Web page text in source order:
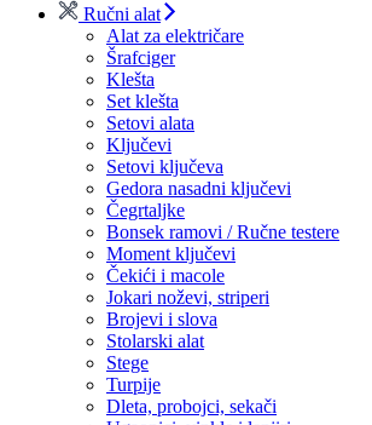
Ručni alat
Alat za električare
Šrafciger
Klešta
Set klešta
Setovi alata
Ključevi
Setovi ključeva
Gedora nasadni ključevi
Čegrtaljke
Bonsek ramovi / Ručne testere
Moment ključevi
Čekići i macole
Jokari noževi, striperi
Brojevi i slova
Stolarski alat
Stege
Turpije
Dleta, probojci, sekači